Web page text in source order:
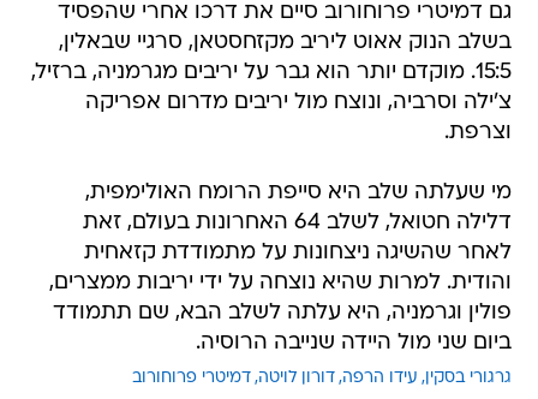
גם דמיטרי פרוחורוב סיים את דרכו אחרי שהפסיד
בשלב הנוק אאוט ליריב מקזחסטאן, סרגיי שבאלין,
15:5. מוקדם יותר הוא גבר על יריבים מגרמניה, ברזיל,
צ'ילה וסרביה, ונוצח מול יריבים מדרום אפריקה
וצרפת.
מי שעלתה שלב היא סייפת הרומח האולימפית,
דלילה חטואל, לשלב 64 האחרונות בעולם, זאת
לאחר שהשיגה ניצחונות על מתמודדת קזאחית
והודית. למרות שהיא נוצחה על ידי יריבות ממצרים,
פולין וגרמניה, היא עלתה לשלב הבא, שם תתמודד
ביום שני מול היידה שנייבה הרוסיה.
גרגורי בסקין עידו הרפה דורון לויטה דמיטרי פרוחורוב